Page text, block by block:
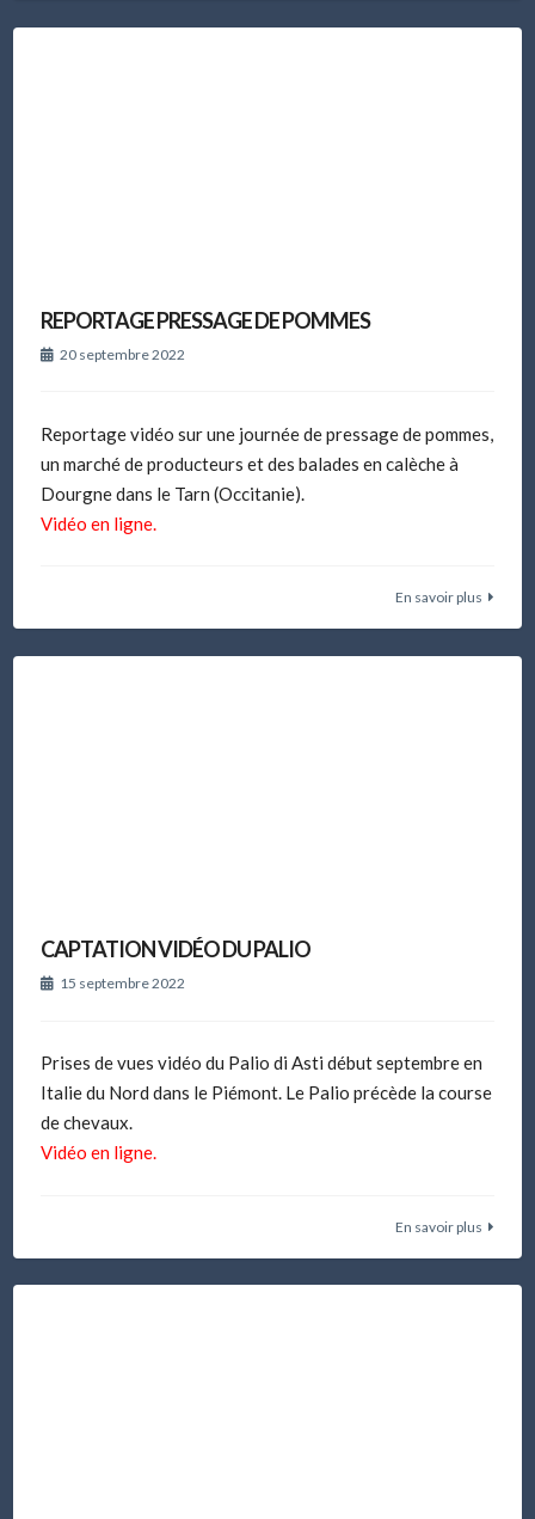
REPORTAGE PRESSAGE DE POMMES
20 septembre 2022
Reportage vidéo sur une journée de pressage de pommes,
un marché de producteurs et des balades en calèche à
Dourgne dans le Tarn (Occitanie).
Vidéo en ligne.
En savoir plus
CAPTATION VIDÉO DU PALIO
15 septembre 2022
Prises de vues vidéo du Palio di Asti début septembre en
Italie du Nord dans le Piémont. Le Palio précède la course
de chevaux.
Vidéo en ligne.
En savoir plus